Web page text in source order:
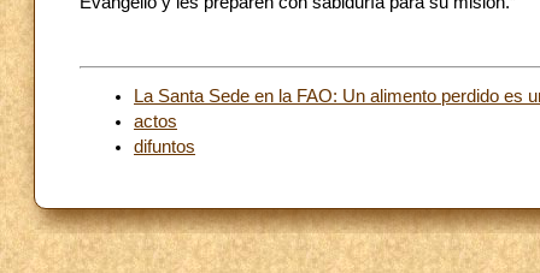
La Santa Sede en la FAO: Un alimento perdido es
actos
difuntos